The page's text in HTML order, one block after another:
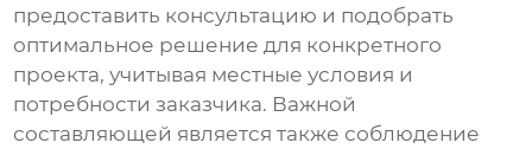
предоставить консультацию и подобрать
оптимальное решение для конкретного
проекта, учитывая местные условия и
потребности заказчика. Важной
составляющей является также соблюдение